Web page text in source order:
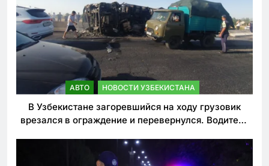
АВТО НОВОСТИ УЗБЕКИСТАНА
В Узбекистане загоревшийся на ходу грузовик
врезался в ограждение и перевернулся. Водитель